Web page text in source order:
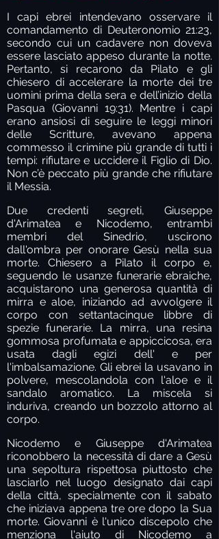
I capi ebrei intendevano osservare il
comandamento di Deuteronomio 21:23,
secondo cui un cadavere non doveva
essere lasciato appeso durante la notte.
Pertanto, si recarono da Pilato e gli
chiesero di accelerare la morte dei tre
uomini prima della sera e dell’inizio della
Pasqua (Giovanni 19:31). Mentre i capi
erano ansiosi di seguire le leggi minori
delle Scritture, avevano appena
commesso il crimine più grande di tutti i
tempi: rifiutare e uccidere il Figlio di Dio.
Non c’è peccato più grande che rifiutare
il Messia.
Due credenti segreti, Giuseppe
d'Arimatea e Nicodemo, entrambi
membri del Sinedrio, uscirono
dall'ombra per onorare Gesù nella sua
morte. Chiesero a Pilato il corpo e,
seguendo le usanze funerarie ebraiche,
acquistarono una generosa quantità di
mirra e aloe, iniziando ad avvolgere il
corpo con settantacinque libbre di
spezie funerarie. La mirra, una resina
gommosa profumata e appiccicosa, era
usata dagli egizi dell' e per
l'imbalsamazione. Gli ebrei la usavano in
polvere, mescolandola con l'aloe e il
sandalo aromatico. La miscela si
induriva, creando un bozzolo attorno al
corpo.
Nicodemo e Giuseppe d'Arimatea
riconobbero la necessità di dare a Gesù
una sepoltura rispettosa piuttosto che
lasciarlo nel luogo designato dai capi
della città, specialmente con il sabato
che iniziava appena tre ore dopo la Sua
morte. Giovanni è l'unico discepolo che
menziona l'aiuto di Nicodemo a